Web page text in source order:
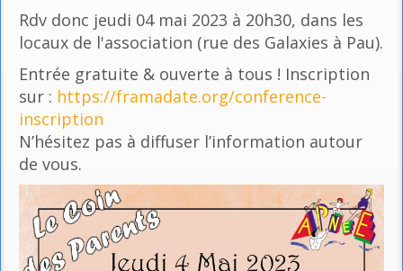
Rdv donc jeudi 04 mai 2023 à 20h30, dans les
locaux de l'association (rue des Galaxies à Pau).
Entrée gratuite & ouverte à tous ! Inscription
sur : https://framadate.org/conference-
inscription
N’hésitez pas à diffuser l’information autour
de vous.